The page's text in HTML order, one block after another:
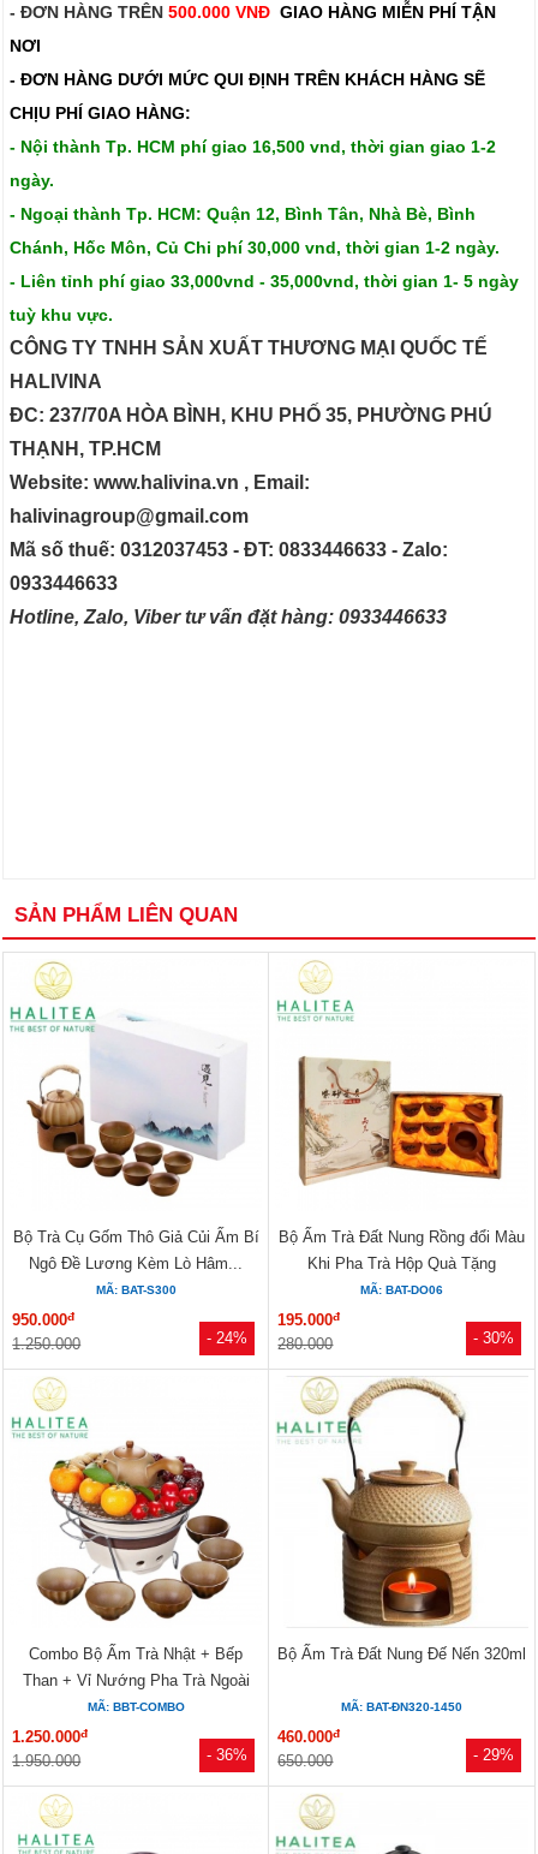
- ĐƠN HÀNG TRÊN500.000 VNĐ GIAO HÀNG MIỄN PHÍ TẬN
NƠI
- ĐƠN HÀNG DƯỚI MỨC QUI ĐỊNH TRÊN KHÁCH HÀNG SẼ
CHỊU PHÍ GIAO HÀNG:
- Nội thành Tp. HCM phí giao 16,500 vnd, thời gian giao 1-2
ngày.
- Ngoại thành Tp. HCM: Quận 12, Bình Tân, Nhà Bè, Bình
Chánh, Hốc Môn, Củ Chi phí 30,000 vnd, thời gian 1-2 ngày.
- Liên tỉnh phí giao 33,000vnd - 35,000vnd, thời gian 1- 5 ngày
tuỳ khu vực.
CÔNG TY TNHH SẢN XUẤT THƯƠNG MẠI QUỐC TẾ
HALIVINA
ĐC: 237/70A HÒA BÌNH, KHU PHỐ 35, PHƯỜNG PHÚ
THẠNH, TP.HCM
Website: www.halivina.vn , Email:
halivinagroup@gmail.com
Mã số thuế: 0312037453 - ĐT: 0833446633 - Zalo:
0933446633
Hotline, Zalo, Viber tư vấn đặt hàng: 0933446633
SẢN PHẨM LIÊN QUAN
- 24%
Bộ Trà Cụ Gốm Thô Giả Củi Ấm Bí
Ngô Đề Lương Kèm Lò Hâm...
MÃ: BAT-S300
950.000đ
1.250.000 - 30%
Bộ Ấm Trà Đất Nung Rồng đổi Màu
Khi Pha Trà Hộp Quà Tặng
MÃ: BAT-DO06
195.000đ
280.000
- 36%
Combo Bộ Ấm Trà Nhật + Bếp
Than + Vỉ Nướng Pha Trà Ngoài
Trời
MÃ: BBT-COMBO
1.250.000đ
1.950.000 - 29%
Bộ Ấm Trà Đất Nung Đế Nến 320ml
MÃ: BAT-ĐN320-1450
460.000đ
650.000